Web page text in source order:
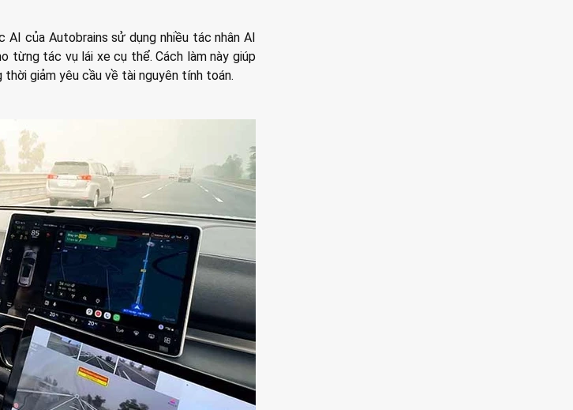
của Autobrains sử dụng nhiều tác nhân AI
từng tác vụ lái xe cụ thể. Cách làm này giúp
giảm yêu cầu về tài nguyên tính toán.